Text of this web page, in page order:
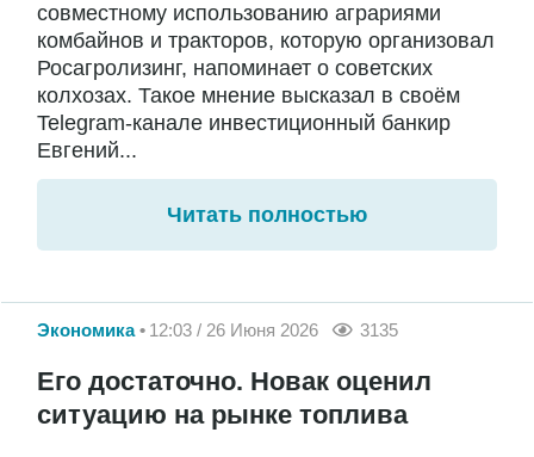
совместному использованию аграриями
комбайнов и тракторов, которую организовал
Росагролизинг, напоминает о советских
колхозах. Такое мнение высказал в своём
Telegram-канале инвестиционный банкир
Евгений...
Читать полностью
Экономика 12:03 / 26 Июня 2026 3135
Его достаточно. Новак оценил
ситуацию на рынке топлива